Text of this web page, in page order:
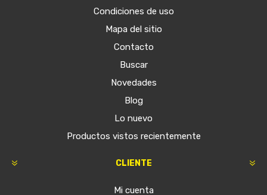
Condiciones de uso
Mapa del sitio
Contacto
Buscar
Novedades
Blog
Lo nuevo
Productos vistos recientemente
CLIENTE
Mi cuenta